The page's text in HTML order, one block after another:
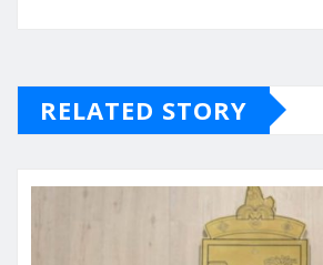
RELATED STORY